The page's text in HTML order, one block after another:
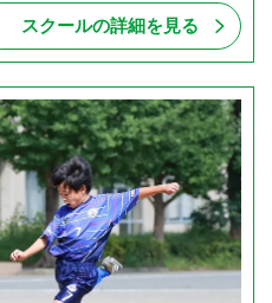
スクールの詳細を見る